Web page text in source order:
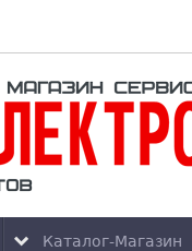
Каталог-Магазин